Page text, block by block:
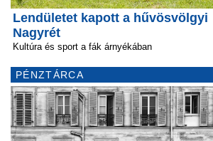
Lendületet kapott a hűvösvölgyi
Nagyrét
Kultúra és sport a fák árnyékában
PÉNZTÁRCA